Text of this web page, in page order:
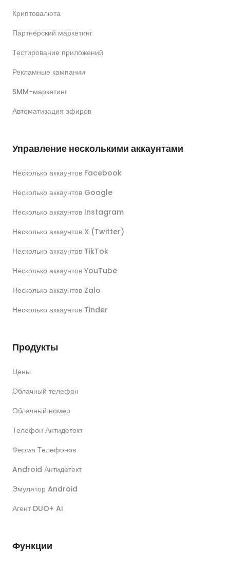
Криптовалюта
Партнёрский маркетинг
Тестирование приложений
Рекламные кампании
SMM-маркетинг
Автоматизация эфиров
Управление несколькими аккаунтами
Несколько аккаунтов Facebook
Несколько аккаунтов Google
Несколько аккаунтов Instagram
Несколько аккаунтов X (Twitter)
Несколько аккаунтов TikTok
Несколько аккаунтов YouTube
Несколько аккаунтов Zalo
Несколько аккаунтов Tinder
Продукты
Цены
Облачный телефон
Облачный номер
Телефон Антидетект
Ферма Телефонов
Android Антидетект
Эмулятор Android
Агент DUO+ AI
Функции